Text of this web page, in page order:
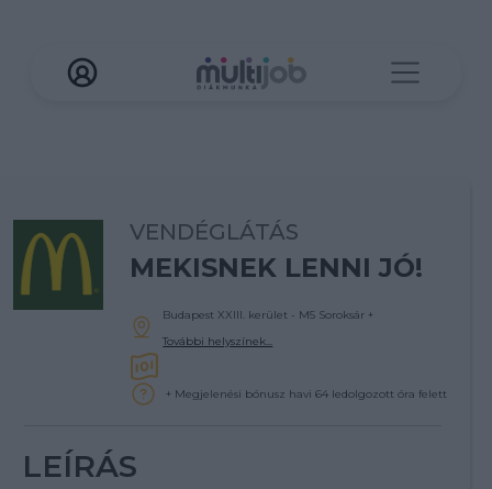
VENDÉGLÁTÁS
MEKISNEK LENNI JÓ!
Budapest XXIII. kerület - M5 Soroksár +
További helyszínek...
+ Megjelenési bónusz havi 64 ledolgozott óra felett
LEÍRÁS